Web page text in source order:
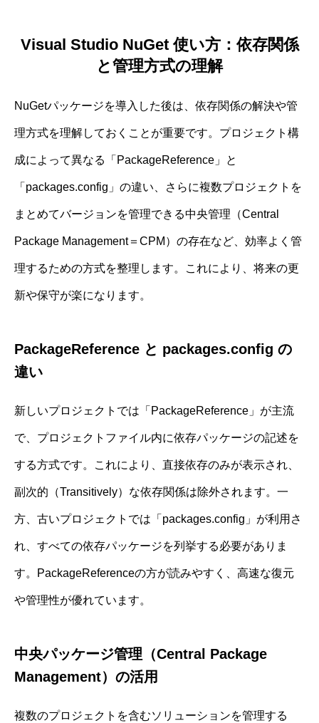
Visual Studio NuGet 使い方：依存関係
と管理方式の理解
NuGetパッケージを導入した後は、依存関係の解決や管
理方式を理解しておくことが重要です。プロジェクト構
成によって異なる「PackageReference」と
「packages.config」の違い、さらに複数プロジェクトを
まとめてバージョンを管理できる中央管理（Central
Package Management＝CPM）の存在など、効率よく管
理するための方式を整理します。これにより、将来の更
新や保守が楽になります。
PackageReference と packages.config の
違い
新しいプロジェクトでは「PackageReference」が主流
で、プロジェクトファイル内に依存パッケージの記述を
する方式です。これにより、直接依存のみが表示され、
副次的（Transitively）な依存関係は除外されます。一
方、古いプロジェクトでは「packages.config」が利用さ
れ、すべての依存パッケージを列挙する必要がありま
す。PackageReferenceの方が読みやすく、高速な復元
や管理性が優れています。
中央パッケージ管理（Central Package
Management）の活用
複数のプロジェクトを含むソリューションを管理する